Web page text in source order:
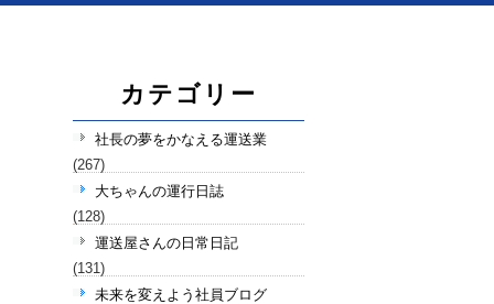
カテゴリー
社長の夢をかなえる運送業
(267)
大ちゃんの運行日誌
(128)
運送屋さんの日常日記
(131)
未来を変えよう社員ブログ